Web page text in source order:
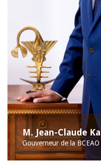
M. Jean-Claude
Gouverneur de la BCEAO